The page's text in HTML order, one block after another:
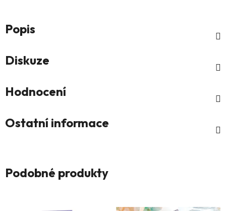
Popis
Diskuze
Hodnocení
Ostatní informace
Podobné produkty